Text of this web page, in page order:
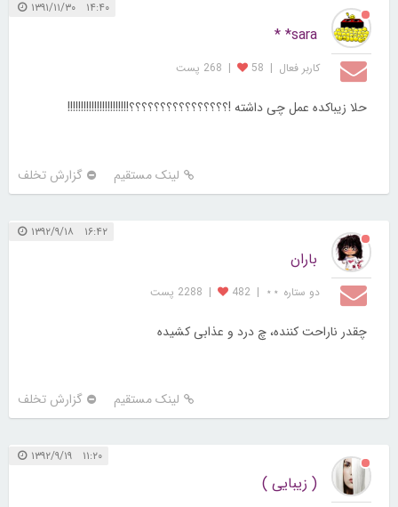
۱۴:۴۰ ۱۳۹۱/۱۱/۳۰
sara* *
کاربر فعال |
58
| 268 پست
حلا زیباکده عمل چی داشته !؟؟؟؟؟؟؟؟؟؟؟؟؟؟؟؟!!!!!!!!!!!!!!!!!!!!!!!
لینک مستقیم گزارش تخلف
۱۶:۴۲ ۱۳۹۲/۹/۱۸
باران
دو ستاره ⋆⋆ |
482
| 2288 پست
چقدر ناراحت کننده، چ درد و عذابی کشیده
لینک مستقیم گزارش تخلف
۱۱:۲۰ ۱۳۹۲/۹/۱۹
( زیبایی )